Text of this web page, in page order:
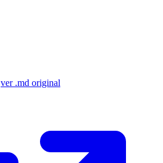
ver .md original